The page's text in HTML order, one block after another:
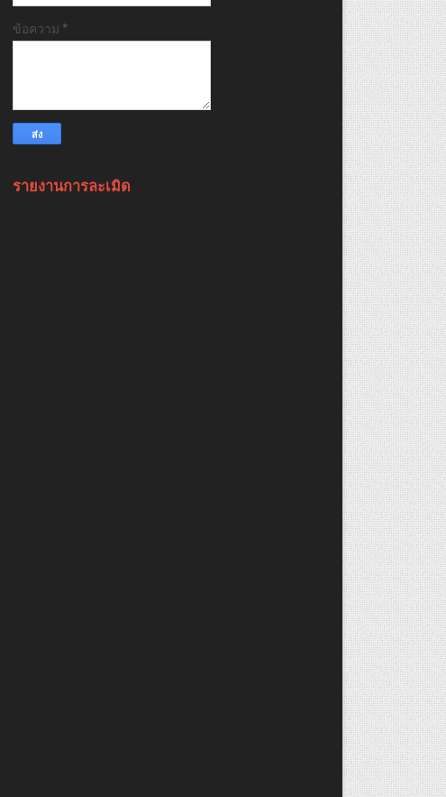
ข้อความ *
รายงานการละเมิด